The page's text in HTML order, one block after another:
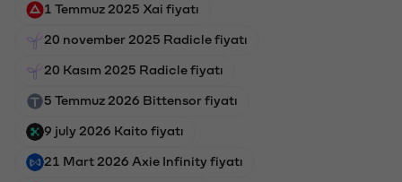
1 Temmuz 2025 Xai fiyatı
20 november 2025 Radicle fiyatı
20 Kasım 2025 Radicle fiyatı
5 Temmuz 2026 Bittensor fiyatı
9 july 2026 Kaito fiyatı
21 Mart 2026 Axie Infinity fiyatı